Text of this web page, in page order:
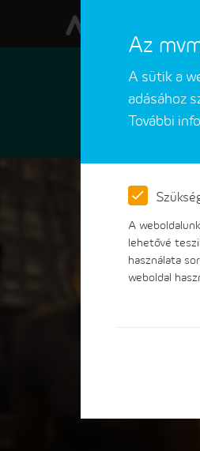
Ügyfeleinknek
Az
A sütik a
adásához
További
A
lehetővé
használata
weboldal